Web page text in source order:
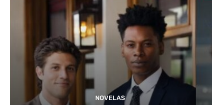
NOVELAS